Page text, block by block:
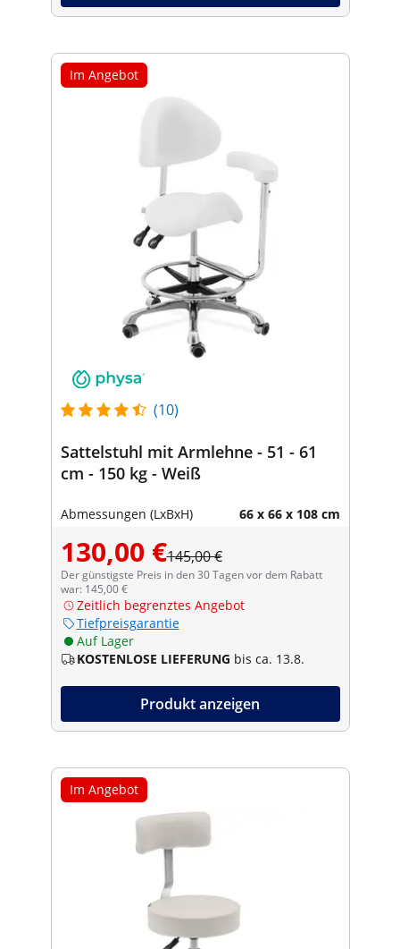
Im Angebot
(10)
Sattelstuhl mit Armlehne - 51 - 61
cm - 150 kg - Weiß
Abmessungen (LxBxH) 66 x 66 x 108 cm
130,00 €145,00 €
Der günstigste Preis in den 30 Tagen vor dem Rabatt
war: 145,00 €
Zeitlich begrenztes Angebot
Tiefpreisgarantie
Auf Lager
KOSTENLOSE LIEFERUNG bis ca. 13.8.
Produkt anzeigen
Im Angebot